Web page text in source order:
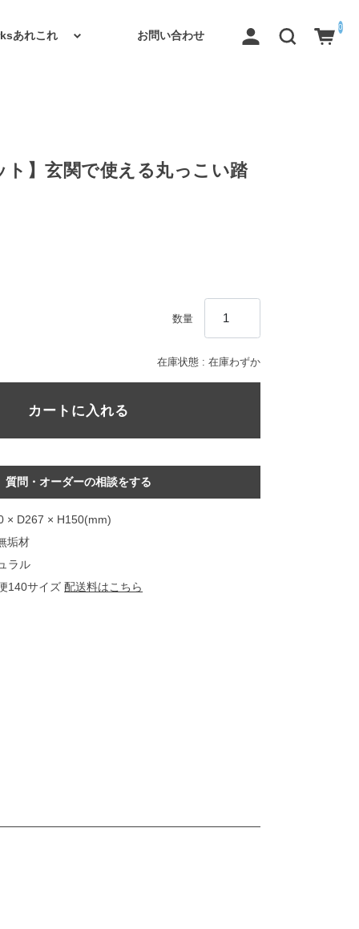
あれこれ お問い合わせ
0
ト】玄関で使える丸っこい踏
在庫状態 : 在庫わずか
数量
質問・オーダーの相談をする
× D267 × H150(mm)
垢材
ラル
140サイズ配送料はこちら